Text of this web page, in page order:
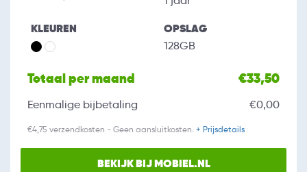
KLEUREN OPSLAG
128GB
Totaal per maand €33,50
Eenmalige bijbetaling €0,00
€4,75 verzendkosten - Geen aansluitkosten. + Prijsdetails
BEKIJK BIJ MOBIEL.NL